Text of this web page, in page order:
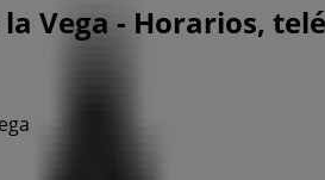
Vega - Horarios,